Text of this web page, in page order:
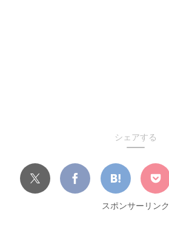
シェアする
スポンサーリンク